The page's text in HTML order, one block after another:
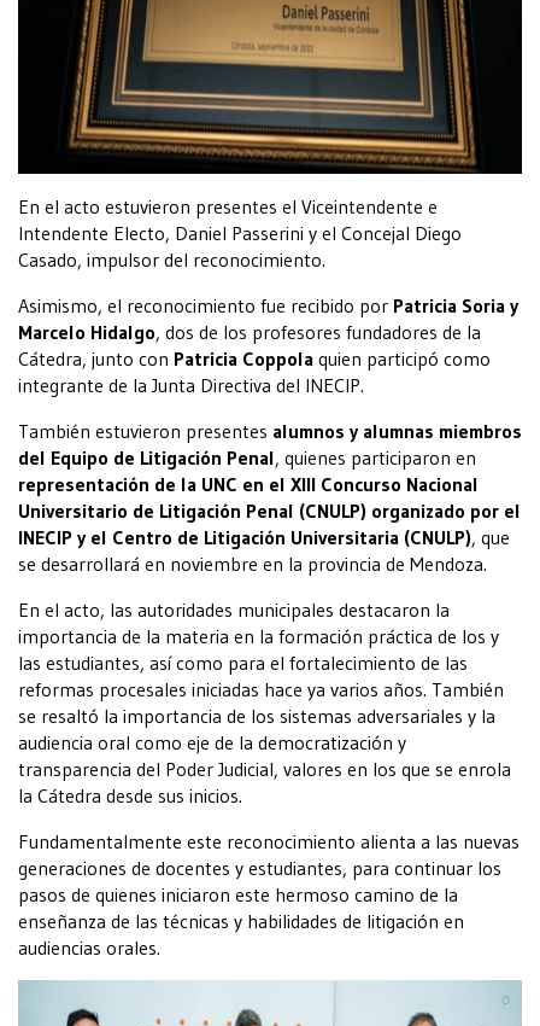
En el acto estuvieron presentes el Viceintendente e
Intendente Electo, Daniel Passerini y el Concejal Diego
Casado, impulsor del reconocimiento.
Asimismo, el reconocimiento fue recibido por Patricia Soria y
Marcelo Hidalgo, dos de los profesores fundadores de la
Cátedra, junto con Patricia Coppola quien participó como
integrante de la Junta Directiva del INECIP.
También estuvieron presentes alumnos y alumnas miembros
del Equipo de Litigación Penal, quienes participaron en
representación de la UNC en el XIII Concurso Nacional
Universitario de Litigación Penal (CNULP) organizado por el
INECIP y el Centro de Litigación Universitaria (CNULP), que
se desarrollará en noviembre en la provincia de Mendoza.
En el acto, las autoridades municipales destacaron la
importancia de la materia en la formación práctica de los y
las estudiantes, así como para el fortalecimiento de las
reformas procesales iniciadas hace ya varios años. También
se resaltó la importancia de los sistemas adversariales y la
audiencia oral como eje de la democratización y
transparencia del Poder Judicial, valores en los que se enrola
la Cátedra desde sus inicios.
Fundamentalmente este reconocimiento alienta a las nuevas
generaciones de docentes y estudiantes, para continuar los
pasos de quienes iniciaron este hermoso camino de la
enseñanza de las técnicas y habilidades de litigación en
audiencias orales.